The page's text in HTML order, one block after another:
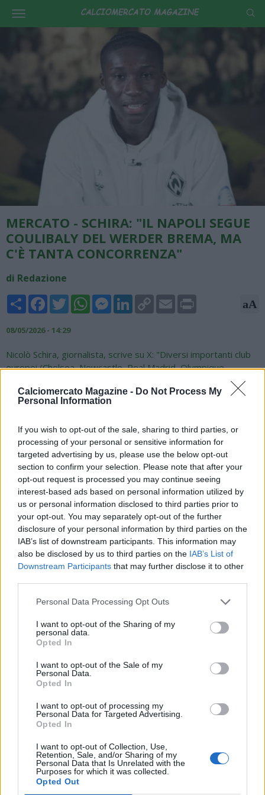
Calciomercato Magazine - Do Not Process My
Personal Information
If you wish to opt-out of the sale, sharing to third parties, or
processing of your personal or sensitive information for
targeted advertising by us, please use the below opt-out
section to confirm your selection. Please note that after your
opt-out request is processed you may continue seeing
interest-based ads based on personal information utilized by
us or personal information disclosed to third parties prior to
your opt-out. You may separately opt-out of the further
disclosure of your personal information by third parties on the
IAB’s list of downstream participants. This information may
also be disclosed by us to third parties on the IAB’s List of
Downstream Participants that may further disclose it to other
Personal Data Processing Opt Outs
I want to opt-out of the Sharing of my
personal data.
Opted In
I want to opt-out of the Sale of my
Personal Data.
Opted In
I want to opt-out of processing my
Personal Data for Targeted Advertising.
Opted In
I want to opt-out of Collection, Use,
Retention, Sale, and/or Sharing of my
Personal Data that Is Unrelated with the
Purposes for which it was collected.
Opted Out
MERCATO - SCHIRA: "IL NAPOLI SEGUE
COULIBALY DEL WERDER BREMA, MA
C'È TANTA CONCORRENZA"
di Redazione
Share FacebookTwitterWhatsAppMessengerLinkedInCopy
Link
Email aA
08/05/2026 - 14:29
Nicolò Schira, giornalista, scrive su X: "Diversi importanti club
europei (Chelsea, Newcastle, Real Madrid, Olympique
Marseille, Napoli, PSG, Manchester United e Juventus) stanno
monitorando il giovane difensore centrale del Werder Brema,
Karim Coulibaly (classe 2007)".
Several important european clubs (Chelsea, Newcastle,
RealMadrid, OlympiqueMarseille, Napoli, PSG,
ManchesterUnited and Juventus) are monitoring
#WerderBremen’s young centre-back Karim #Coulibaly(born
in 2007).#transfers
— Nicolò Schira (@NicoSchira)May 8, 2026
VAI ALLA VERSIONE CLASSICA
Il materiale (testo, foto e video) consultabile in questo portale è di nostra proprietà.
Alcune foto (screenshot) ed articoli presenti su "Calciomercato Magazine" sono in parte
giunti da internet, in quanto arrivati alla nostra attenzione attraverso regolari